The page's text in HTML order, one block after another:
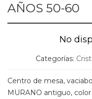
AÑOS 50-60
No
Categorías:
Centro de mesa,
MURANO antiguo,